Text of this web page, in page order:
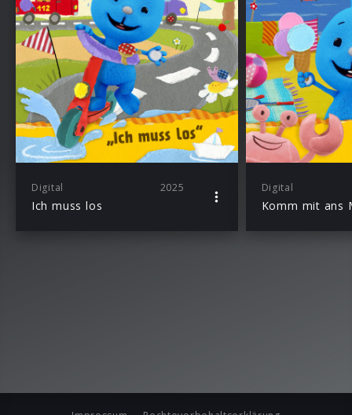
Digital 2025
Ich muss los
Digital
Komm mit ans